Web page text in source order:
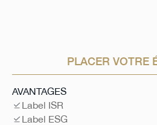
PLACER VOTRE
AVANTAGES
Label ISR
Label ESG